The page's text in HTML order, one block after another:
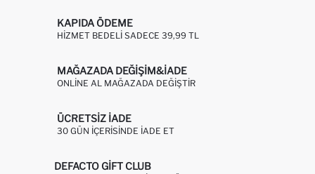
KAPIDA ÖDEME
HIZMET BEDELI SADECE 39,99 TL
MAĞAZADA DEĞIŞIM&İADE
ONLINE AL MAĞAZADA DEĞIŞTIR
ÜCRETSIZ IADE
30 GÜN IÇERISINDE IADE ET
DEFACTO GIFT CLUB